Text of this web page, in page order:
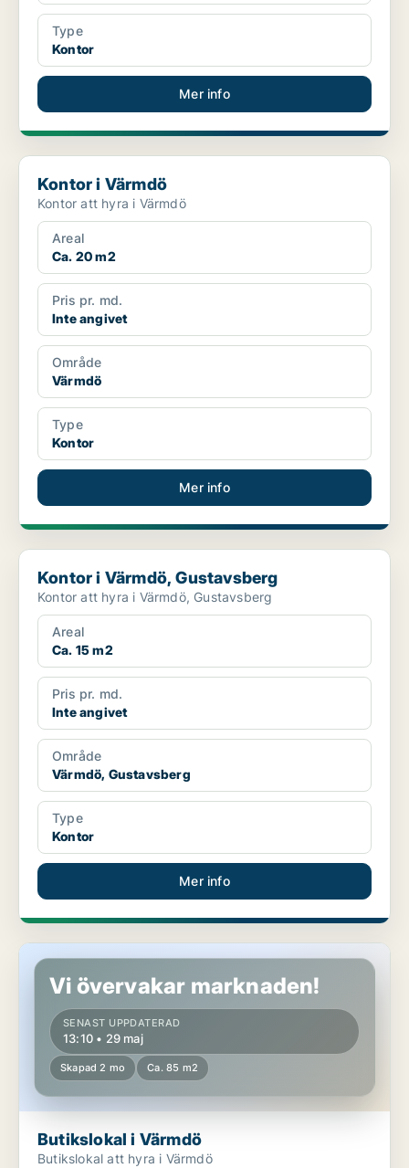
Type
Kontor
Mer info
Kontor i Värmdö
Kontor i Värmdö
Kontor att hyra i Värmdö
Areal
Ca. 20 m2
Pris pr. md.
Inte angivet
Område
Värmdö
Type
Kontor
Mer info
Kontor i Värmdö, Gustavsberg
Kontor i Värmdö, Gustavsberg
Kontor att hyra i Värmdö, Gustavsberg
Areal
Ca. 15 m2
Pris pr. md.
Inte angivet
Område
Värmdö, Gustavsberg
Type
Kontor
Mer info
Butikslokal i Värmdö
Vi övervakar marknaden!
SENAST UPPDATERAD
13:10 • 29 maj
Skapad 2 mo Ca. 85 m2
Butikslokal i Värmdö
Butikslokal att hyra i Värmdö